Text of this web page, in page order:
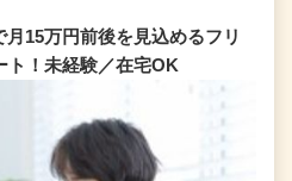
月15万円前後を見込めるフリ
ト！未経験／在宅OK